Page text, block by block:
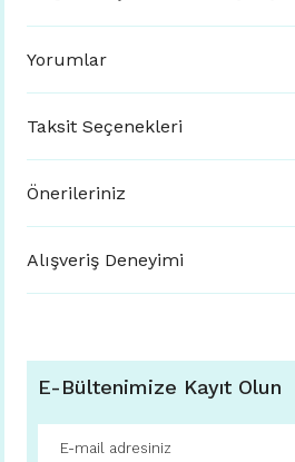
Yorumlar
Taksit Seçenekleri
Önerileriniz
Alışveriş Deneyimi
E-Bültenimize Kayıt Olun